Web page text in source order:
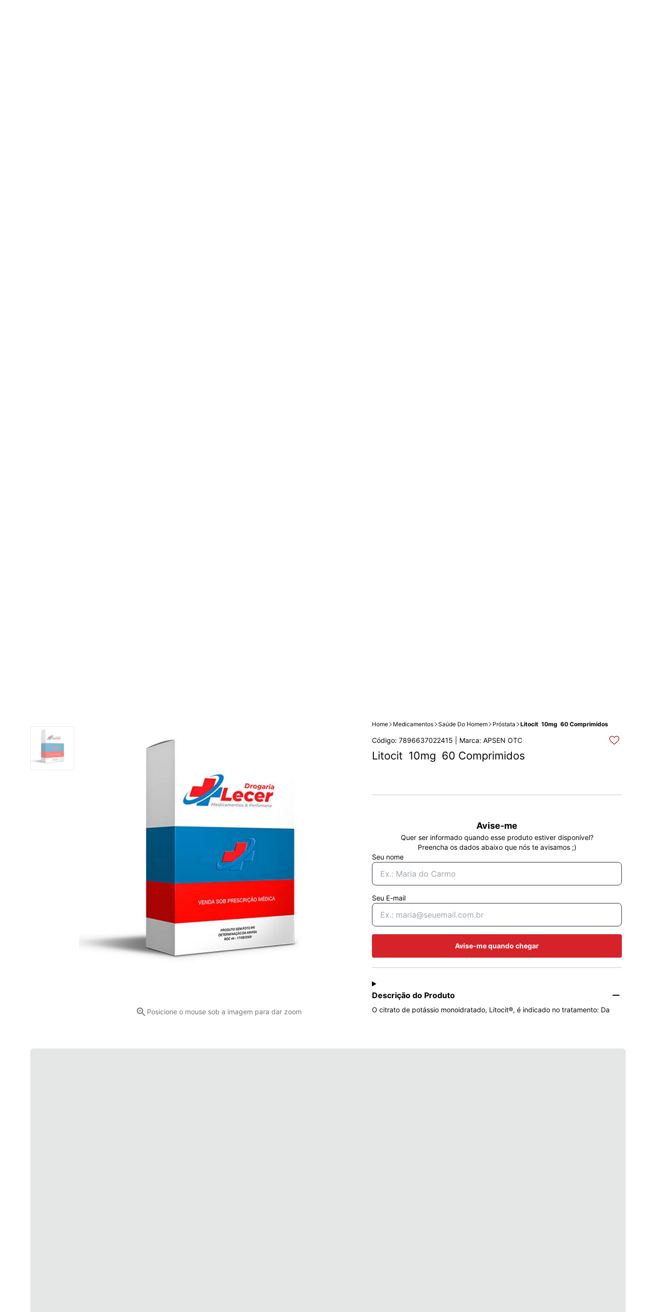
Posicione o mouse sob a imagem para dar zoom
Home Medicamentos Saúde Do Homem Próstata Litocit  10mg  60 Comprimidos
Código: 7896637022415 | Marca: APSEN OTC
Litocit  10mg  60 Comprimidos
Avise-me
Quer ser informado quando esse produto estiver disponível?
Preencha os dados abaixo que nós te avisamos ;)
Seu nome
Seu E-mail
Avise-me quando chegar
Descrição do Produto
O citrato de potássio monoidratado, Litocit®, é indicado no tratamento: Da
cálcio. Consulte a bula.